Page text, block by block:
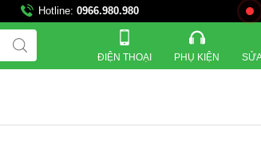
Hotline: 0966.980.980
ĐIỆN THOẠI PHỤ KIỆN